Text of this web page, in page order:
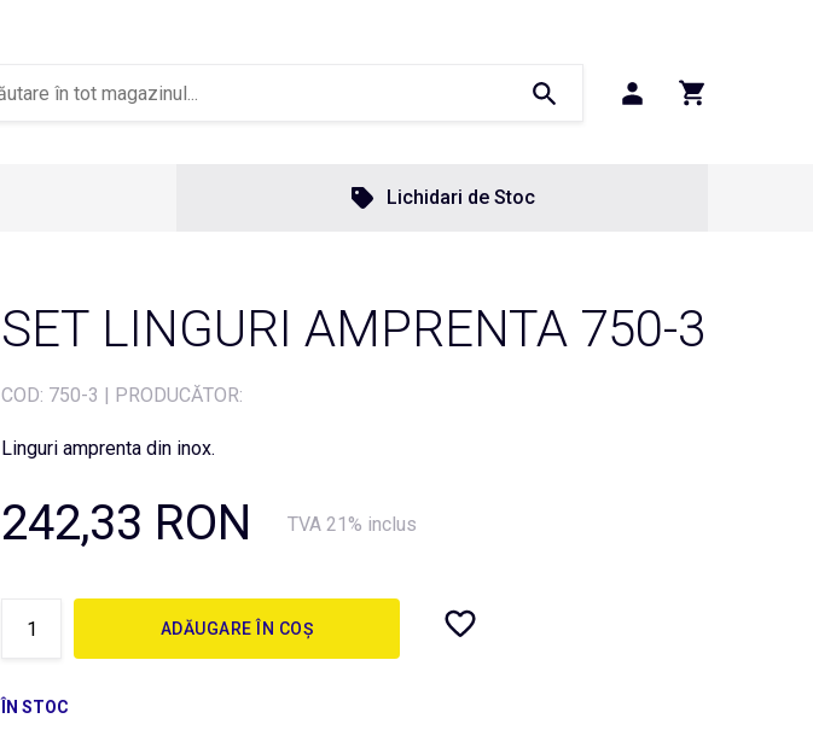
Lichidari de Stoc
SET LINGURI AMPRENTA 750-3
COD: 750-3 | PRODUCĂTOR:
Linguri amprenta din inox.
242,33 RON TVA 21% inclus
ADĂUGARE ÎN COȘ
ÎN STOC